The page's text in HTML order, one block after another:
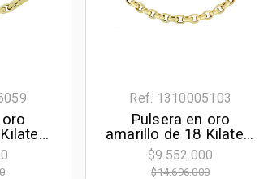
5.50
Ref. 1310005103
Pulsera en oro
amarillo de 18 Kilates,
21 cm. de largo, 6
mm. de ancho
$9.552.000
$14.696.000